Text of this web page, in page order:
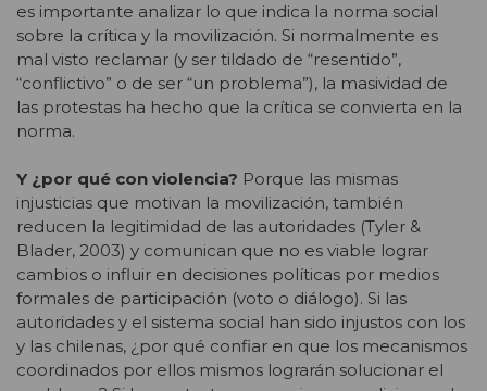
es importante analizar lo que indica la norma social
sobre la crítica y la movilización. Si normalmente es
mal visto reclamar (y ser tildado de “resentido”,
“conflictivo” o de ser “un problema”), la masividad de
las protestas ha hecho que la crítica se convierta en la
norma.
Y ¿por qué con violencia? Porque las mismas
injusticias que motivan la movilización, también
reducen la legitimidad de las autoridades (Tyler &
Blader, 2003) y comunican que no es viable lograr
cambios o influir en decisiones políticas por medios
formales de participación (voto o diálogo). Si las
autoridades y el sistema social han sido injustos con los
y las chilenas, ¿por qué confiar en que los mecanismos
coordinados por ellos mismos lograrán solucionar el